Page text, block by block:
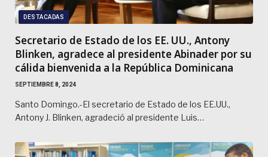
DESTACADAS
Secretario de Estado de los EE. UU., Antony
Blinken, agradece al presidente Abinader por su
cálida bienvenida a la República Dominicana
SEPTIEMBRE 8, 2024
Santo Domingo.-El secretario de Estado de los EE.UU.,
Antony J. Blinken, agradeció al presidente Luis…